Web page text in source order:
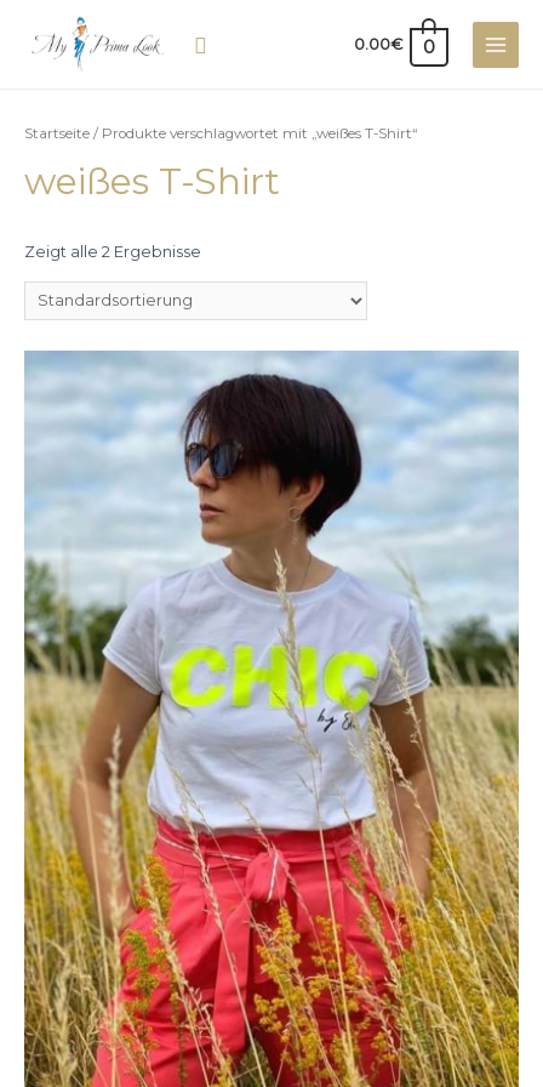
Inhalt
Suche 0.00€ 0
Main
Startseite/ Produkte verschlagwortet mit „weißes T-Shirt“
weißes T-Shirt
Zeigt alle 2 Ergebnisse